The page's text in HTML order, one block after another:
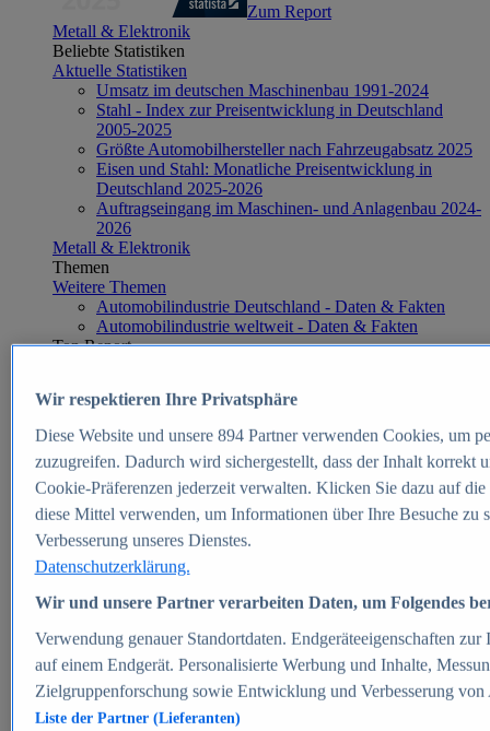
Zum Report
Metall & Elektronik
Beliebte Statistiken
Aktuelle Statistiken
Umsatz im deutschen Maschinenbau 1991-2024
Stahl - Index zur Preisentwicklung in Deutschland
2005-2025
Größte Automobilhersteller nach Fahrzeugabsatz 2025
Eisen und Stahl: Monatliche Preisentwicklung in
Deutschland 2025-2026
Auftragseingang im Maschinen- und Anlagenbau 2024-
2026
Metall & Elektronik
Themen
Weitere Themen
Automobilindustrie Deutschland - Daten & Fakten
Automobilindustrie weltweit - Daten & Fakten
Top Report
Zum Report
E-commerce
Beliebte Statistiken
Aktuelle Statistiken
E-Commerce - Entwicklung des Umsatzes in
Deutschland 1999-2025
Umsatz von Amazon in Deutschland und weltweit
2010-2025
B2C-E-Commerce: Top-50 Online Shops in
Deutschland 2024
Marktanteile von Online-Zahlungsverfahren in
Deutschland 2024
Umsatzstarke Warengruppen im Online-Handel in
Deutschland 2023-2025
Wir respektieren Ihre Privatsphäre
Diese Website und unsere 894Partner verwenden Cookies, um
zuzugreifen. Dadurch wird sichergestellt, dass der Inhalt korrekt
Cookie-Präferenzen jederzeit verwalten. Klicken Sie dazu auf
diese Mittel verwenden, um Informationen über Ihre Besuche
Verbesserung unseres Dienstes.
Datenschutzerklärung.
Wir und unsere Partner verarbeiten Daten, um Folgendes
Verwendung genauer Standortdaten. Endgeräteeigenschaften
auf einem Endgerät. Personalisierte Werbung und Inhalte,
Zielgruppenforschung sowie Entwicklung und Verbesserung von
Liste der Partner (Lieferanten)